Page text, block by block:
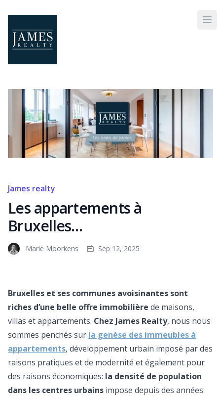
James realty
Les appartements à
Bruxelles…
Marie Moorkens Sep 12, 2025
Bruxelles et ses communes avoisinantes sont
riches d’une belle offre immobilière de maisons,
villas et appartements. Chez James Realty, nous nous
sommes penchés sur la genèse des immeubles à
appartements, développement urbain imposé par des
raisons pratiques et de modernité et également pour
des raisons économiques: la densité de population
dans les centres urbains impose depuis des années